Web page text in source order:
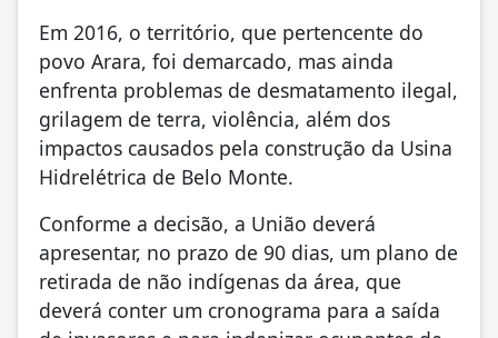
Em 2016, o território, que pertencente do
povo Arara, foi demarcado, mas ainda
enfrenta problemas de desmatamento ilegal,
grilagem de terra, violência, além dos
impactos causados pela construção da Usina
Hidrelétrica de Belo Monte.
Conforme a decisão, a União deverá
apresentar, no prazo de 90 dias, um plano de
retirada de não indígenas da área, que
deverá conter um cronograma para a saída